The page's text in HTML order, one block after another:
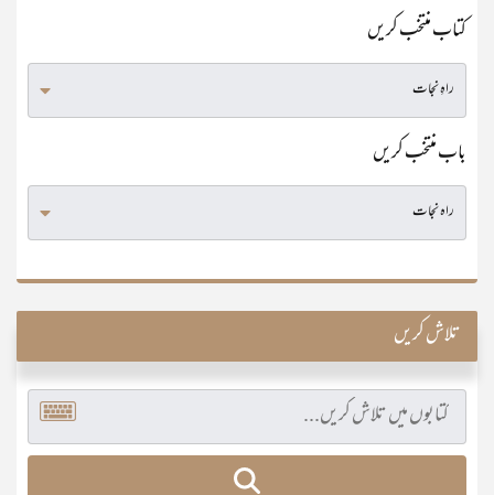
کتاب منتخب کریں
باب منتخب کریں
تلاش کریں